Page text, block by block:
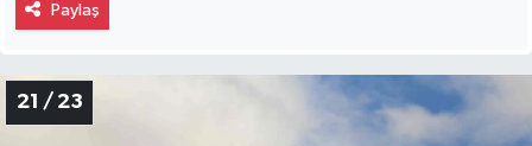
Paylaş
21 / 23